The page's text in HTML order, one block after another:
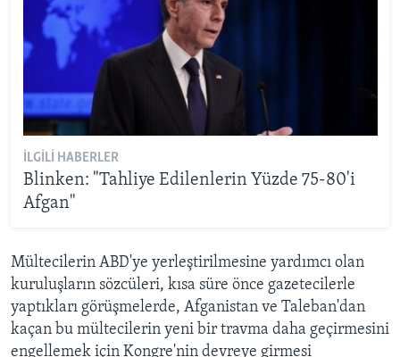
İLGILI HABERLER
Blinken: "Tahliye Edilenlerin Yüzde 75-80'i
Afgan"
Mültecilerin ABD'ye yerleştirilmesine yardımcı olan
kuruluşların sözcüleri, kısa süre önce gazetecilerle
yaptıkları görüşmelerde, Afganistan ve Taleban'dan
kaçan bu mültecilerin yeni bir travma daha geçirmesini
engellemek için Kongre'nin devreye girmesi